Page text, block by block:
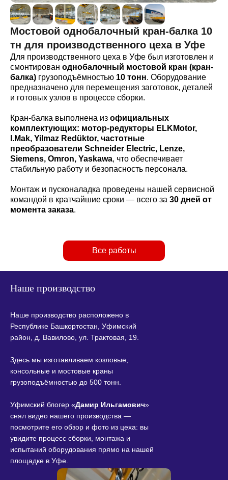
Мостовой однобалочный кран-балка 10
тн для производственного цеха в Уфе
Для производственного цеха в Уфе был изготовлен и
смонтирован однобалочный мостовой кран (кран-
балка) грузоподъёмностью 10 тонн. Оборудование
предназначено для перемещения заготовок, деталей
и готовых узлов в процессе сборки.
Кран-балка выполнена из официальных
комплектующих: мотор-редукторы ELKMotor,
I.Mak, Yilmaz Redüktor, частотные
преобразователи Schneider Electric, Lenze,
Siemens, Omron, Yaskawa, что обеспечивает
стабильную работу и безопасность персонала.
Монтаж и пусконаладка проведены нашей сервисной
командой в кратчайшие сроки — всего за 30 дней от
момента заказа.
Все работы
Наше производство
Наше производство расположено в
Республике Башкортостан, Уфимский
район, д. Вавилово, ул. Трактовая, 19.
Здесь мы изготавливаем козловые,
консольные и мостовые краны
грузоподъёмностью до 500 тонн.
Уфимский блогер «Дамир Ильгамович»
снял видео нашего производства —
посмотрите его обзор и фото из цеха: вы
увидите процесс сборки, монтажа и
испытаний оборудования прямо на нашей
площадке в Уфе.